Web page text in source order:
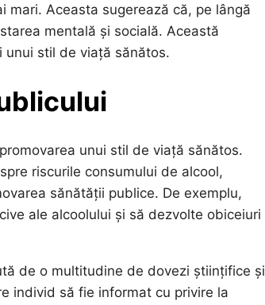
Aceasta sugerează că, pe lângă
mentală și socială. Această
unui stil de viață sănătos.
unui stil de viață sănătos.
riscurile consumului de alcool,
sănătății publice. De exemplu,
ale alcoolului și să dezvolte obiceiuri
de o multitudine de dovezi științifice și
individ să fie informat cu privire la